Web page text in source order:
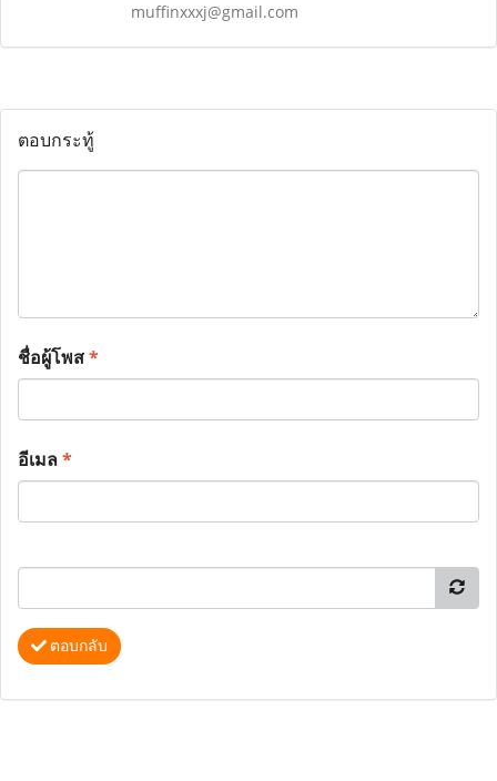
muffinxxxj@gmail.com
ตอบกระทู้
ชื่อผู้โพส*
อีเมล*
ตอบกลับ